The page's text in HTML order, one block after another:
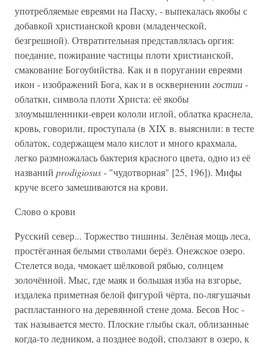
употребляемые евреями на Пасху, - выпекалась якобы с
добавкой христианской крови (младенческой,
безгрешной). Отвратительная представлялась оргия:
поедание, пожирание частицы плоти христианской,
смакование Богоубийства. Как и в поругании евреями
икон - изображений Бога, как и в осквернении гостии-
облатки, символа плоти Христа: её якобы
злоумышленники-евреи кололи иглой, облатка краснела,
кровь, говорили, проступала (в XIX в. выяснили: в тесте
облаток, содержащем мало кислот и много крахмала,
легко размножалась бактерия красного цвета, одно из её
названий prodigiosus- "чудотворная" [25, 196]). Мифы
круче всего замешиваются на крови.
Слово о крови
Русский север... Торжество тишины. Зелёная мощь леса,
простёганная белыми стволами берёз. Онежское озеро.
Стелется вода, чмокает шёлковой рябью, солнцем
золочённой. Мыс, где маяк и большая изба на взгорье,
издалека приметная белой фигурой чёрта, по-лягушачьи
распластанного на деревянной стене дома. Бесов Нос -
так называется место. Плоские глыбы скал, облизанные
когда-то ледником, а позднее водой, сползают в озеро, к